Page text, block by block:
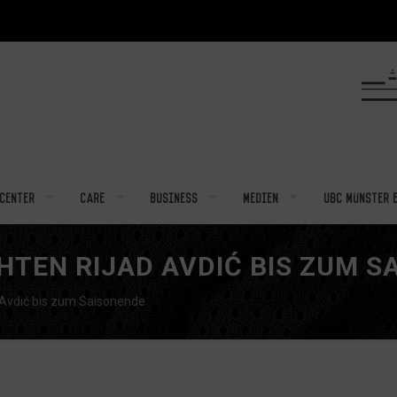
Care Business Medien UBC Münster
RIJAD AVDIĆ BIS ZUM
bis zum Saisonende